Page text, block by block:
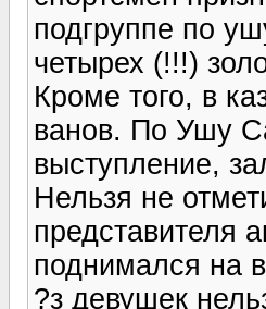
подгруппе по
четырех (!!!)
Кроме того, в
ванов. По Ушу
выступление,
Нельзя не
представителя
поднимался на
?з девушек